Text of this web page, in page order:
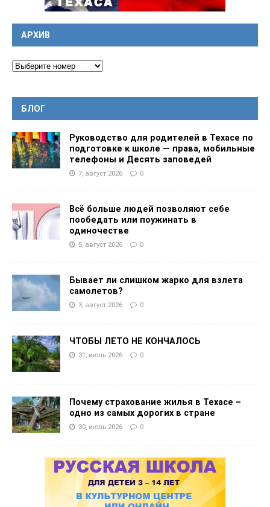
АРХИВ
БЛОГ
Руководство для родителей в Техасе по
подготовке к школе — права, мобильные
телефоны и Десять заповедей
7, август 2026 0
Всё больше людей позволяют себе
пообедать или поужинать в
одиночестве
5, август 2026 0
Бывает ли слишком жарко для взлета
самолетов?
3, август 2026 0
ЧТОБЫ ЛЕТО НЕ КОНЧАЛОСЬ
31, июль 2026 0
Почему страхование жилья в Техасе –
одно из самых дорогих в стране
30, июль 2026 0